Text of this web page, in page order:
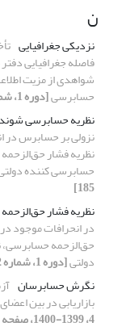
ن
نزدیکی جغرافیایی
فاصله جغرافیایی
شواهدی از مزیت
حسابرسی[دوره 1، شماره 1، 1399-1400، صفحه 114-137]
نظریه حسابرسی
نزولی بر حسابرس در
نظریه فشار
حسابرسی کننده
185]
نظریه فشار
در انحرافات موجود
حق‌الزحمه
دولتی[دوره 1، شماره 2، 1399-1400، صفحه 156-185]
نگرش حسابرسان
بازاریابی در بین
4، 1399-1400، صفحه 32-49]